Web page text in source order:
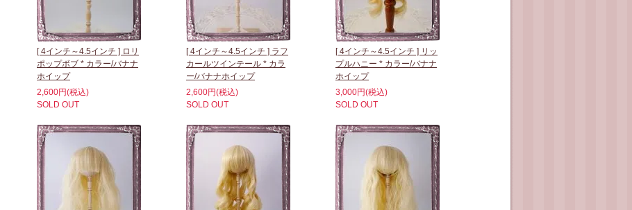
[ 4インチ～4.5インチ ] ロリ
ポップボブ * カラー/バナナ
ホイップ
2,600円(税込)
SOLD OUT
[ 4インチ～4.5インチ ] ラフ
カールツインテール * カラ
ー/バナナホイップ
2,600円(税込)
SOLD OUT
[ 4インチ～4.5インチ ] リッ
プルハニー * カラー/バナナ
ホイップ
3,000円(税込)
SOLD OUT